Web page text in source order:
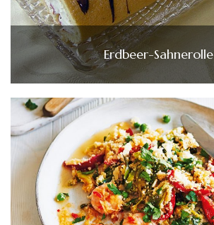
Erdbeer-Sahnerolle